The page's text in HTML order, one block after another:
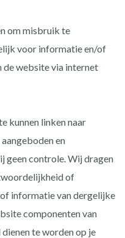
om misbruik te
voor informatie en/of
de website via internet
kunnen linken naar
en
geen controle. Wij dragen
of
informatie van dergelijke
componenten van
te worden op je